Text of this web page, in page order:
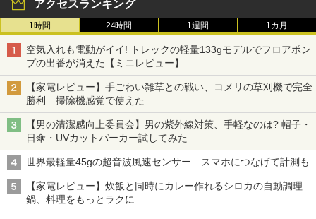
アクセスランキング
1時間 24時間 1週間 1カ月
空気入れも電動がイイ! トレックの軽量133gモデルでフロアポン
プの出番が消えた【ミニレビュー】
【家電レビュー】手ごわい雑草との戦い、コメリの草刈機で完全
勝利 掃除機感覚で使えた
【男の清潔感向上委員会】男の紫外線対策、手軽なのは? 帽子・
日傘・UVカットパーカー試してみた
世界最軽量45gの超音波風速センサー スマホにつなげて計測も
【家電レビュー】炊飯と同時にカレー作れるシロカの自動調理
鍋、料理をもっとラクに